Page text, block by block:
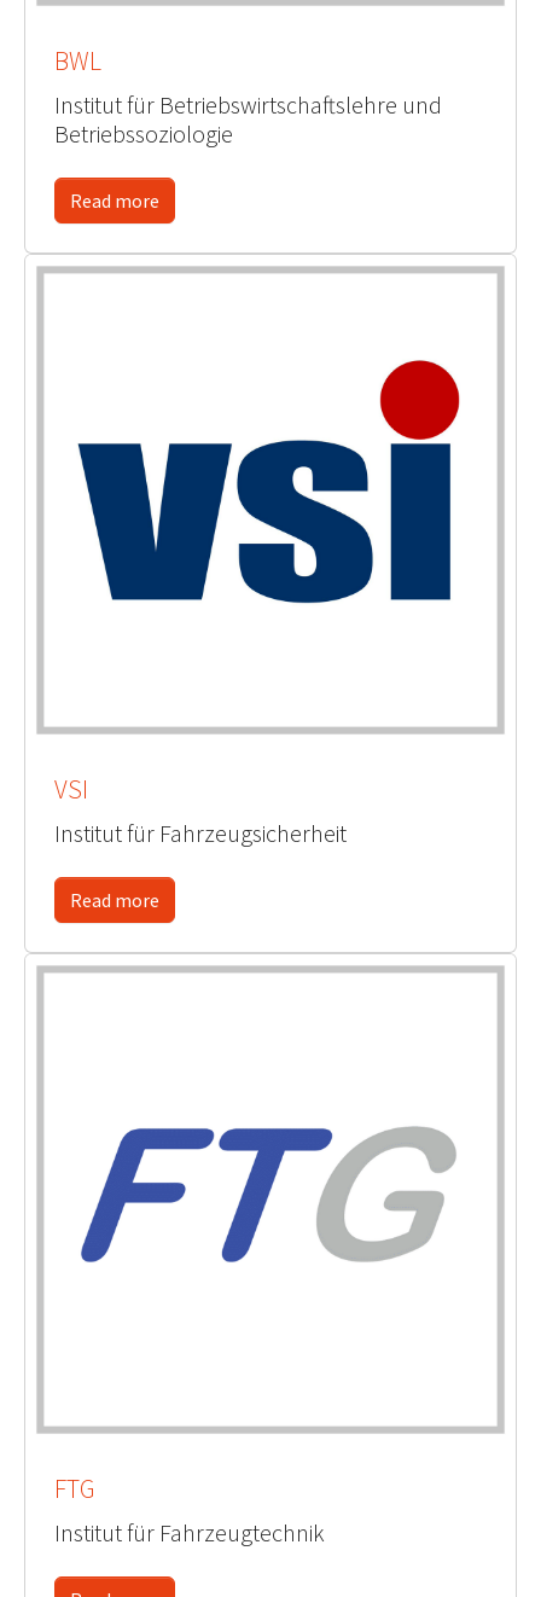
BWL
Institut für Betriebswirtschaftslehre und
Betriebssoziologie
Read more
VSI
Institut für Fahrzeugsicherheit
Read more
FTG
Institut für Fahrzeugtechnik